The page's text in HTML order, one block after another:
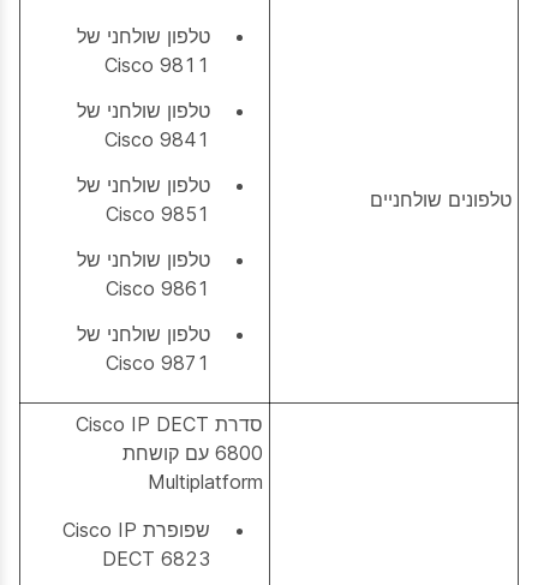
טלפונים שולחניים
טלפון שולחני של
Cisco 9811
טלפון שולחני של
Cisco 9841
טלפון שולחני של
Cisco 9851
טלפון שולחני של
Cisco 9861
טלפון שולחני של
Cisco 9871
סדרת Cisco IP DECT
6800 עם קושחת
Multiplatform
שפופרת Cisco IP
DECT 6823